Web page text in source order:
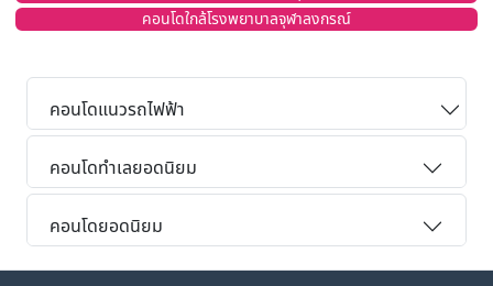
คอนโดใกล้โรงพยาบาลจุฬาลงกรณ์
คอนโดแนวรถไฟฟ้า
คอนโดทำเลยอดนิยม
คอนโดยอดนิยม